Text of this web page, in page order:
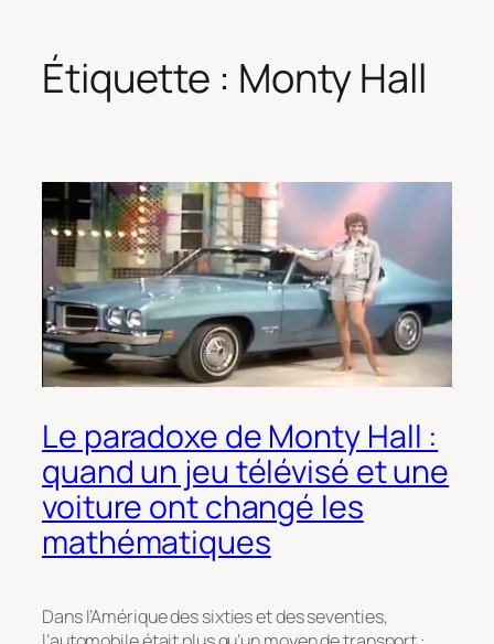
Étiquette : Monty Hall
Le paradoxe de Monty Hall :
quand un jeu télévisé et une
voiture ont changé les
mathématiques
Dans l’Amérique des sixties et des seventies,